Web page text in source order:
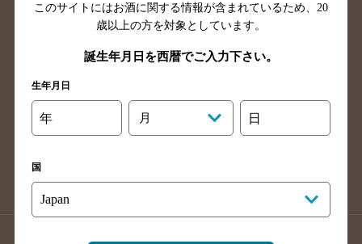
山口県のバー検索
鳥取県のバー検索
島根県のバー検索
徳島県のバー検索
香川県のバー検索
愛媛県のバー検索
高知県のバー検索
長崎県のバー検索
佐賀県のバー検索
大分県のバー検索
熊本県のバー検索
沖縄県のバー検索
このサイトにはお酒に関する情報が含まれているため、 20
歳以上の方を対象としています。
誕生年月日を西暦でご入力下さい。
生年月日
年 月 日
国